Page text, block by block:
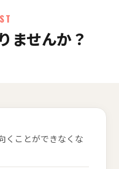
ませんか？
くことができなくな